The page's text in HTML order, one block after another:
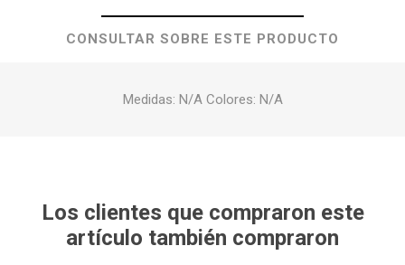
CONSULTAR SOBRE ESTE PRODUCTO
Medidas: N/A Colores: N/A
Los clientes que compraron este
artículo también compraron